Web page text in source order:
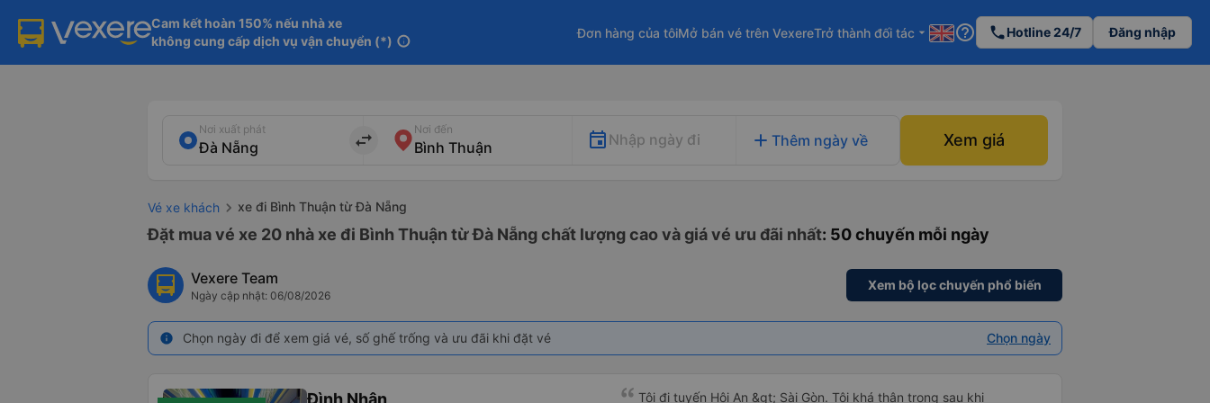
Cam kết hoàn 150% nếu nhà xe
không cung cấp dịch vụ vận chuyển (*) info
Đơn hàng của tôiMở bán vé trên VexereTrở thành đối tác arrow_drop_down help_outline phoneHotline 24/7 Đăng nhập
Nơi xuất phát
import_export
Nơi đến
Nhập ngày đi add Thêm ngày về Xem giá
Vé xe khách xe đi Bình Thuận từ Đà Nẵng
Đặt mua vé xe 20 nhà xe đi Bình Thuận từ Đà Nẵng chất lượng cao và giá vé ưu đãi nhất: 50 chuyến mỗi ngày
Vexere Team
Ngày cập nhật: 06/08/2026
Xem bộ lọc chuyến phổ biến
info Chọn ngày đi để xem giá vé, số ghế trống và ưu đãi khi đặt vé Chọn ngày
Đình Nhân
Tôi đi tuyến Hội An &gt; Sài Gòn. Tôi khá thận trọng sau khi